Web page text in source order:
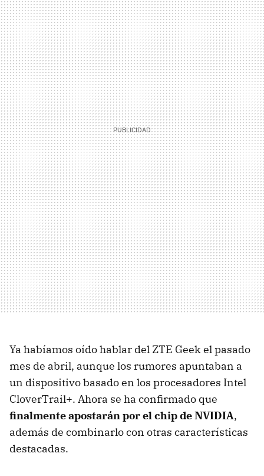
Ya habíamos oído hablar del ZTE Geek el pasado
mes de abril, aunque los rumores apuntaban a
un dispositivo basado en los procesadores Intel
CloverTrail+. Ahora se ha confirmado que
finalmente apostarán por el chip de NVIDIA,
además de combinarlo con otras características
destacadas.